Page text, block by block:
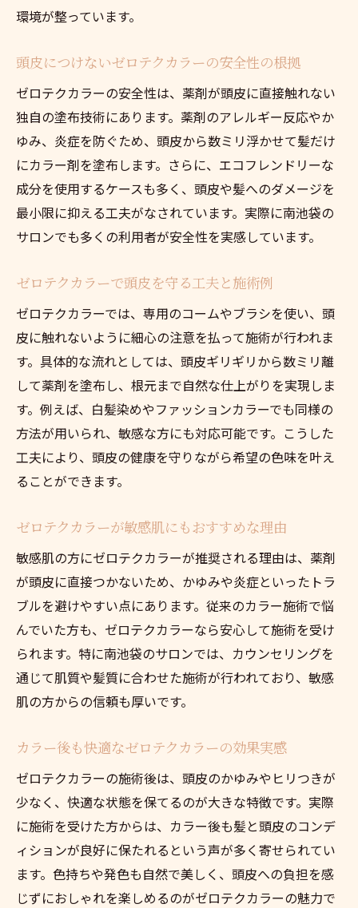
らす影響
術例
ゼロテクカラーで得られる快適なカラー体
験
技術力で選ぶゼロテクカラーの安心ポイン
ト
ゼロテクカラー施術で感じる上質な快適さ
長く美しく保つゼロテクカラーの秘訣とは
ゼロテクカラー後の美しさを保つケア方法
頭皮にやさしいゼロテクカラーの持続力
ゼロテクカラーの美しい仕上がりを守る秘
訣
ゼロテクカラーで長期間快適に過ごす工夫
ゼロテクカラー施術後に意識したいポイン
ト
環境が整っています。
頭皮につけないゼロテクカラーの安全性の根拠
ゼロテクカラーの安全性は、薬剤が頭皮に直接触れない
独自の塗布技術にあります。薬剤のアレルギー反応やか
ゆみ、炎症を防ぐため、頭皮から数ミリ浮かせて髪だけ
にカラー剤を塗布します。さらに、エコフレンドリーな
成分を使用するケースも多く、頭皮や髪へのダメージを
最小限に抑える工夫がなされています。実際に南池袋の
サロンでも多くの利用者が安全性を実感しています。
ゼロテクカラーで頭皮を守る工夫と施術例
ゼロテクカラーでは、専用のコームやブラシを使い、頭
皮に触れないように細心の注意を払って施術が行われま
す。具体的な流れとしては、頭皮ギリギリから数ミリ離
して薬剤を塗布し、根元まで自然な仕上がりを実現しま
す。例えば、白髪染めやファッションカラーでも同様の
方法が用いられ、敏感な方にも対応可能です。こうした
工夫により、頭皮の健康を守りながら希望の色味を叶え
ることができます。
ゼロテクカラーが敏感肌にもおすすめな理由
敏感肌の方にゼロテクカラーが推奨される理由は、薬剤
が頭皮に直接つかないため、かゆみや炎症といったトラ
ブルを避けやすい点にあります。従来のカラー施術で悩
んでいた方も、ゼロテクカラーなら安心して施術を受け
られます。特に南池袋のサロンでは、カウンセリングを
通じて肌質や髪質に合わせた施術が行われており、敏感
肌の方からの信頼も厚いです。
カラー後も快適なゼロテクカラーの効果実感
ゼロテクカラーの施術後は、頭皮のかゆみやヒリつきが
少なく、快適な状態を保てるのが大きな特徴です。実際
に施術を受けた方からは、カラー後も髪と頭皮のコンデ
ィションが良好に保たれるという声が多く寄せられてい
ます。色持ちや発色も自然で美しく、頭皮への負担を感
じずにおしゃれを楽しめるのがゼロテクカラーの魅力で